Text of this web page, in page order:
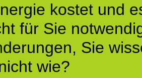
kostet und
für Sie
Sie
wie?